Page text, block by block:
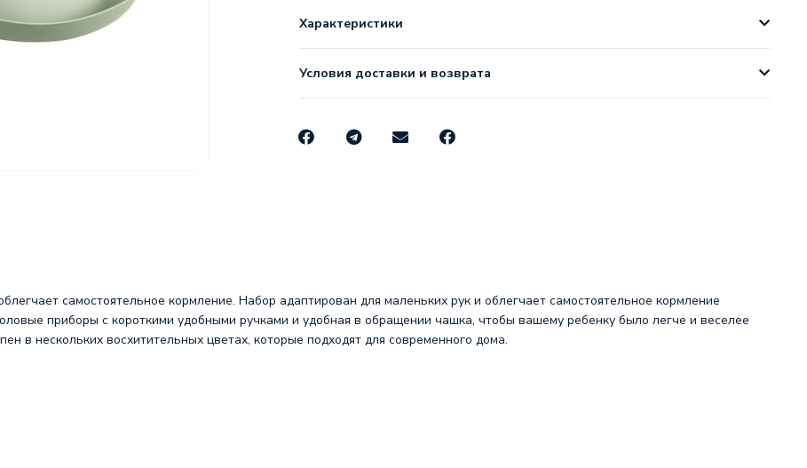
Характеристики
Условия доставки и возврата
самостоятельное кормление. Набор адаптирован для маленьких рук и облегчает самостоятельное кормление
приборы с короткими удобными ручками и удобная в обращении чашка, чтобы вашему ребенку было легче и веселее
в нескольких восхитительных цветах, которые подходят для современного дома.